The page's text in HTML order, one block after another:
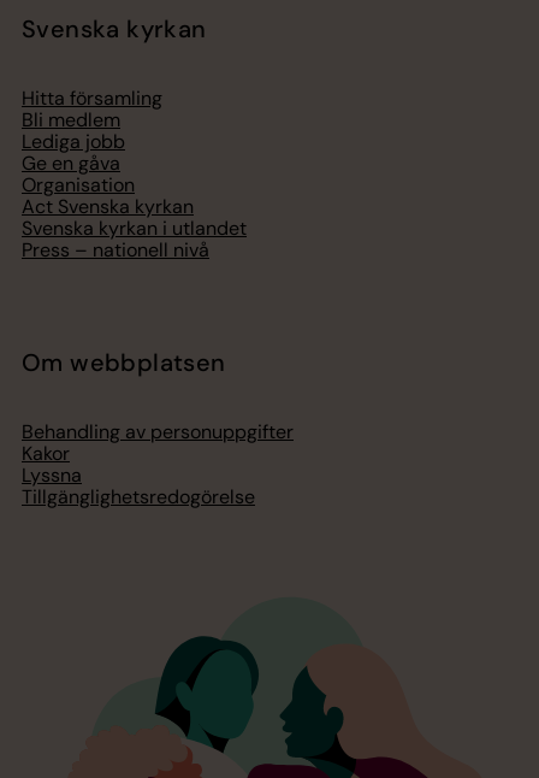
Svenska kyrkan
Hitta församling
Bli medlem
Lediga jobb
Ge en gåva
Organisation
Act Svenska kyrkan
Svenska kyrkan i utlandet
Press – nationell nivå
Om webbplatsen
Behandling av personuppgifter
Kakor
Lyssna
Tillgänglighetsredogörelse